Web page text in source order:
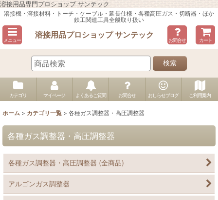
溶接用品専門プロショップ サンテック
溶接機・溶接材料・トーチ・ケーブル・延長仕様・各種高圧ガス・切断器・ほか
鉄工関連工具全般取り扱い
メニュー
溶接用品プロショップ サンテック
お問合せ カート
検索
カテゴリ マイページ よくあるご質問 お問合せ おしらせブログ ご利用案内
ホーム > カテゴリ一覧 > 各種ガス調整器・高圧調整器
各種ガス調整器・高圧調整器
各種ガス調整器・高圧調整器 (全商品)
アルゴンガス調整器